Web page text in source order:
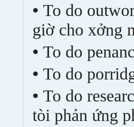
• To do
giờ cho x­ởng
• To do
• To do
• To do
tòi phản ứng